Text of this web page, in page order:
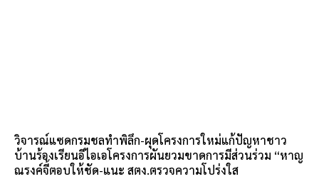
วิจารณ์แซดกรมชลทำพิลึก-ผุดโครงการใหม่แก้ปัญหาชาว
บ้านร้องเรียนอีไอเอโครงการผันยวมขาดการมีส่วนร่วม “หาญ
ณรงค์จี้ตอบให้ชัด-แนะ สตง.ตรวจความโปร่งใส